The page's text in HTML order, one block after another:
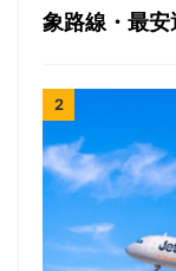
象路線・最